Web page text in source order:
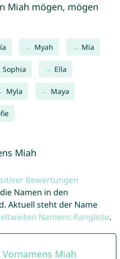
Miah mögen, mögen
Myah Mïa
Sophia Ella
Myla Maya
Miah
Bewertungen
Namen in den
Aktuell steht der Name
Namens-Rangliste.